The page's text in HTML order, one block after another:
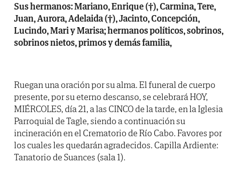
Sus hermanos: Mariano, Enrique (†), Carmina, Tere,
Juan, Aurora, Adelaida (†), Jacinto, Concepción,
Lucindo, Mari y Marisa; hermanos políticos, sobrinos,
sobrinos nietos, primos y demás familia,
Ruegan una oración por su alma. El funeral de cuerpo
presente, por su eterno descanso, se celebrará HOY,
MIÉRCOLES, día 21, a las CINCO de la tarde, en la Iglesia
Parroquial de Tagle, siendo a continuación su
incineración en el Crematorio de Río Cabo. Favores por
los cuales les quedarán agradecidos. Capilla Ardiente:
Tanatorio de Suances (sala 1).